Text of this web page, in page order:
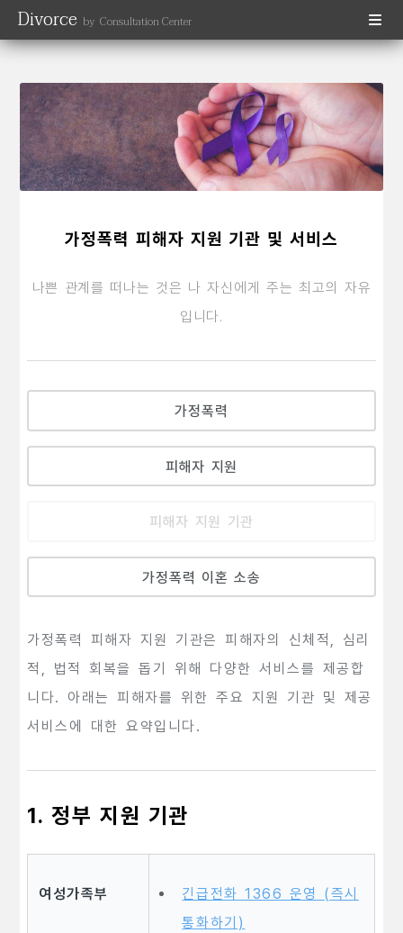
Divorce by Consultation Center
가정폭력 피해자 지원 기관 및 서비스
나쁜 관계를 떠나는 것은 나 자신에게 주는 최고의 자유
입니다.
가정폭력
피해자 지원
피해자 지원 기관
가정폭력 이혼 소송
가정폭력 피해자 지원 기관은 피해자의 신체적, 심리
적, 법적 회복을 돕기 위해 다양한 서비스를 제공합
니다. 아래는 피해자를 위한 주요 지원 기관 및 제공
서비스에 대한 요약입니다.
1. 정부 지원 기관
여성가족부
긴급전화 1366 운영 (즉시
통화하기)